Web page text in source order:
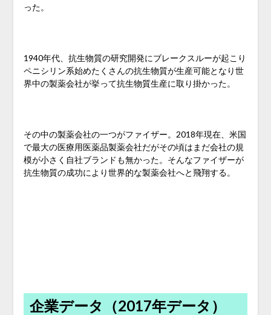
った。
1940年代、抗生物質の研究開発にブレークスルーが起こり
ペニシリン系始めたくさんの抗生物質が生産可能となり世
界中の製薬会社が挙って抗生物質生産に取り掛かった。
その中の製薬会社の一つがファイザー。2018年現在、米国
で最大の医療用医薬品製薬会社だがその頃はまだ会社の規
模が小さく自社ブランドも無かった。そんなファイザーが
抗生物質の成功により世界的な製薬会社へと飛翔する。
企業データ（2017年データ）